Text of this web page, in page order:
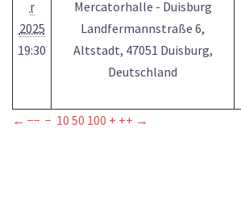
r
2025
19:30
Mercatorhalle - Duisburg
Landfermannstraße 6,
Altstadt, 47051 Duisburg,
Deutschland
← −− − 10 50 100 + ++ →